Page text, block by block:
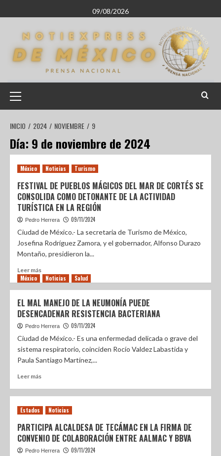
09/08/2026
INICIO 2024 NOVIEMBRE 9
Día: 9 de noviembre de 2024
México Noticias Turismo
FESTIVAL DE PUEBLOS MÁGICOS DEL MAR DE CORTÉS SE
CONSOLIDA COMO DETONANTE DE LA ACTIVIDAD
TURÍSTICA EN LA REGIÓN
Pedro Herrera 09/11/2024
Ciudad de México.- La secretaria de Turismo de México,
Josefina Rodríguez Zamora, y el gobernador, Alfonso Durazo
Montaño, presidieron la...
Leer más
México Noticias Salud
EL MAL MANEJO DE LA NEUMONÍA PUEDE
DESENCADENAR RESISTENCIA BACTERIANA
Pedro Herrera 09/11/2024
Ciudad de México.- Es una enfermedad delicada o grave del
sistema respiratorio, coinciden Rocío Valdez Labastida y
Paula Santiago Martínez,...
Leer más
Estados Noticias
PARTICIPA ALCALDESA DE TECÁMAC EN LA FIRMA DE
CONVENIO DE COLABORACIÓN ENTRE AALMAC Y BBVA
Pedro Herrera 09/11/2024